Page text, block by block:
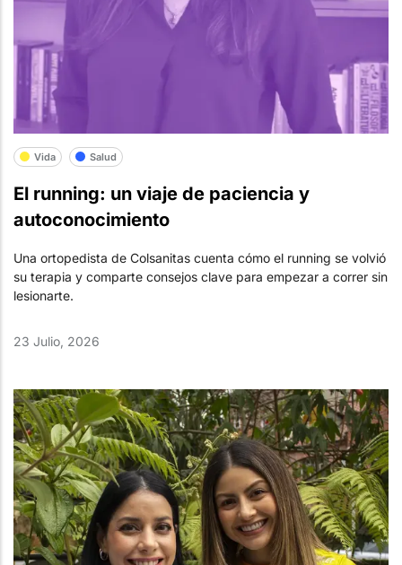
Vida Salud
El running: un viaje de paciencia y
autoconocimiento
Una ortopedista de Colsanitas cuenta cómo el running se volvió
su terapia y comparte consejos clave para empezar a correr sin
lesionarte.
23 Julio, 2026